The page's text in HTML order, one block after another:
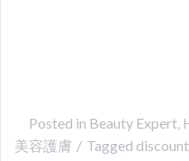
Posted in Beauty Expert,
美容護膚
Tagged